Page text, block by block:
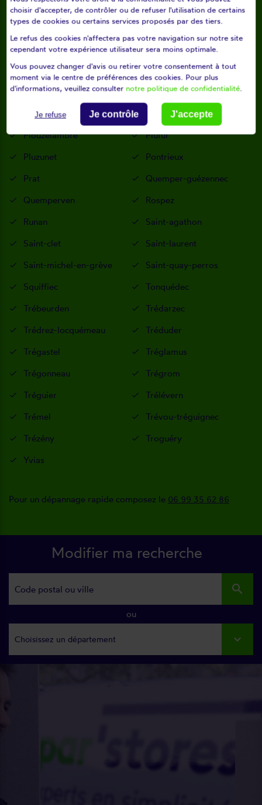
Plouézec
Plougonver
Plougras
Plougrescant
Plouguiel
Plouisy
Ploulec'h
Ploumagoar
Ploumilliau
Plounérin
Plounévez-moëdec
Plourivo
Plouzélambre
Plufur
Pluzunet
Pontrieux
Prat
Quemper-guézennec
Quemperven
Rospez
Runan
Saint-agathon
Saint-clet
Saint-laurent
Saint-michel-en-grève
Saint-quay-perros
Squiffiec
Tonquédec
Trébeurden
Trédarzec
Trédrez-locquémeau
Tréduder
Trégastel
Tréglamus
Trégonneau
Trégrom
Tréguier
Trélévern
Trémel
Trévou-tréguignec
Trézény
Troguéry
Yvias
Pour un dépannage rapide composez le 06 99 35 62 86
Modifier ma recherche
search
ou
Choisissez un département
choisir d'accepter, de contrôler ou de refuser l'utilisation de certains
types de cookies ou certains services proposés par des tiers.
Le refus des cookies n'affectera pas votre navigation sur notre site
cependant votre expérience utilisateur sera moins optimale.
Vous pouvez changer d'avis ou retirer votre consentement à tout
moment via le centre de préférences des cookies. Pour plus
d'informations, veuillez consulter notre politique de confidentialité.
Je refuse Je contrôle J'accepte